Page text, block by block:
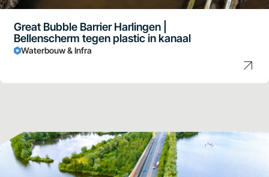
Great Bubble Barrier Harlingen |
Bellenscherm tegen plastic in kanaal
Waterbouw & Infra